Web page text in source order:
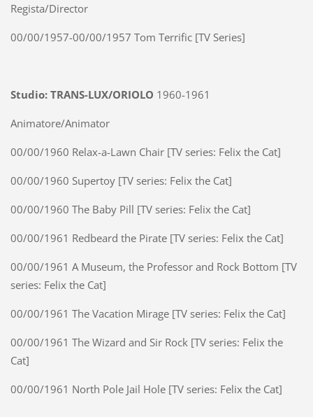
Regista/Director
00/00/1957-00/00/1957 Tom Terrific [TV Series]
Studio: TRANS-LUX/ORIOLO 1960-1961
Animatore/Animator
00/00/1960 Relax-a-Lawn Chair [TV series: Felix the Cat]
00/00/1960 Supertoy [TV series: Felix the Cat]
00/00/1960 The Baby Pill [TV series: Felix the Cat]
00/00/1961 Redbeard the Pirate [TV series: Felix the Cat]
00/00/1961 A Museum, the Professor and Rock Bottom [TV
series: Felix the Cat]
00/00/1961 The Vacation Mirage [TV series: Felix the Cat]
00/00/1961 The Wizard and Sir Rock [TV series: Felix the
Cat]
00/00/1961 North Pole Jail Hole [TV series: Felix the Cat]